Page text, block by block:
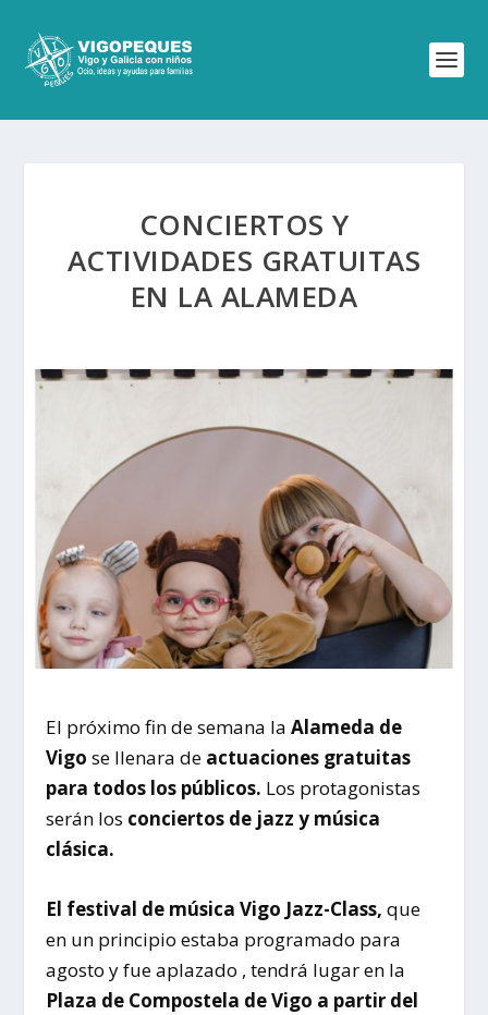
CONCIERTOS Y
ACTIVIDADES GRATUITAS
EN LA ALAMEDA
El próximo fin de semana laAlameda de
Vigo se llenara de actuaciones gratuitas
para todos los públicos. Los protagonistas
serán los conciertos de jazz y música
clásica.
El festival de música Vigo Jazz-Class, que
en un principio estaba programado para
agosto y fue aplazado , tendrá lugar en la
Plaza de Compostela de Vigo a partir del